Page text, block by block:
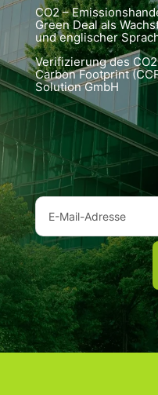
CO2 –
Green Deal als
und englischer
Verifizierung des
Carbon Footprint
Solution GmbH